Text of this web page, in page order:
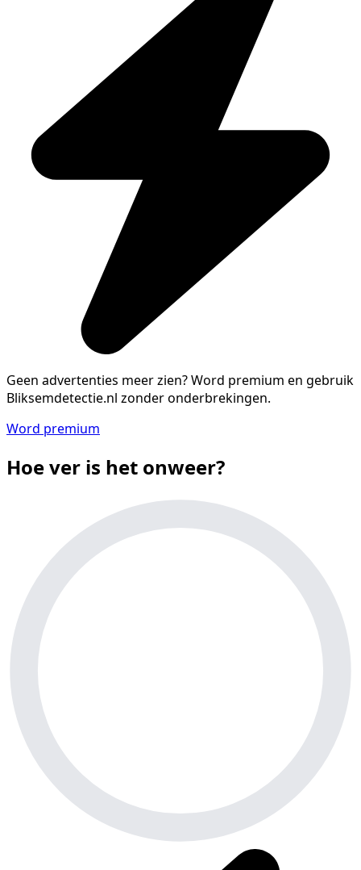
Geen advertenties meer zien?Word premium en gebruik
Bliksemdetectie.nl zonder onderbrekingen.
Word premium
Hoe ver is het onweer?